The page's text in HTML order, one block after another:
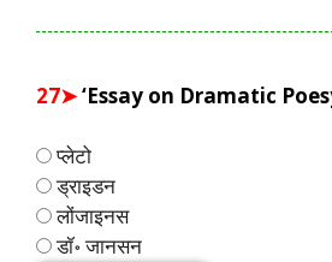
27➤‘Essay on Dramatic
प्लेटो
ड्राइडन
लोंजाइनस
डॉ॰ जानसन